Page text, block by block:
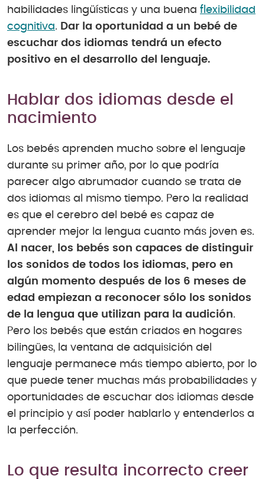
habilidades lingüísticas y una buena flexibilidad
cognitiva. Dar la oportunidad a un bebé de
escuchar dos idiomas tendrá un efecto
positivo en el desarrollo del lenguaje.
Hablar dos idiomas desde el
nacimiento
Los bebés aprenden mucho sobre el lenguaje
durante su primer año, por lo que podría
parecer algo abrumador cuando se trata de
dos idiomas al mismo tiempo. Pero la realidad
es que el cerebro del bebé es capaz de
aprender mejor la lengua cuanto más joven es.
Al nacer, los bebés son capaces de distinguir
los sonidos de todos los idiomas, pero en
algún momento después de los 6 meses de
edad empiezan a reconocer sólo los sonidos
de la lengua que utilizan para la audición.
Pero los bebés que están criados en hogares
bilingües, la ventana de adquisición del
lenguaje permanece más tiempo abierto, por lo
que puede tener muchas más probabilidades y
oportunidades de escuchar dos idiomas desde
el principio y así poder hablarlo y entenderlos a
la perfección.
Lo que resulta incorrecto creer